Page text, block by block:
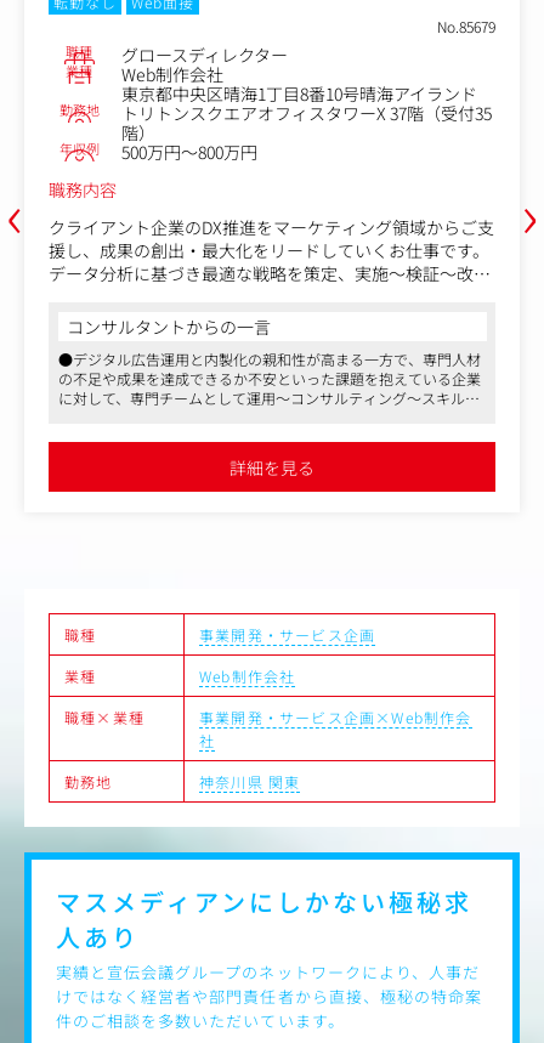
‹
No.85679
職種 グロースディレクター
業種 Web制作会社
勤務地
東京都中央区晴海1丁目8番10号晴海アイランド
トリトンスクエアオフィスタワーX 37階（受付35
階）
年収例
500万円～800万円
職務内容
クライアント企業のDX推進をマーケティング領域からご支
援し、成果の創出・最大化をリードしていくお仕事です。
データ分析に基づき最適な戦略を策定、実施～検証～改善
ットしていただきます。
【業務内容】
1.戦略立案：クライアントが抱える課題をヒアリングし、
現状分析・競合調査を通して最適な打ち手を検討します。
ントの課題に合わせて最適な解を導き出し、解決策を掲示
3.施策実行：クライアント担当者、社内メンバー、メンバ
ーズグループの他カンパニー、外部パートナーと連携しな
がらプロジェクトを進めます。
4.効果検証：施策を実施しただけで終わらず、事後の検証
を行いさらなる改善策を検討します。継続的な改善施策に
より、PDCAサイクルの確立・勝ちパターンの創出を実現
します。
【支援内容】
・ECサイトの立ち上げやリニューアル推進
・ECサイト/ECモールの運用支援
・サイト分析～改善施策立案/実行
・CRM/MAの戦略設計～運用～効果検証
※支援内容はプロジェクトにより異なります
※入社後すぐに全ての業務を担当するわけではありませ
ん。スキルやキャリアプランを考慮し、ご担当いただく業
務内容を決めていきます
コンサルタントからの一言
●デジタル広告運用と内製化の親和性が高まる一方で、専門人材
の不足や成果を達成できるか不安といった課題を抱えている企業
に対して、専門チームとして運用～コンサルティング～スキルト
課題に対して先鋭的に動いていく、新しい組織です
●副業OK、有給休暇（入社時付/1時間単位で取得可能）、平均10
～15時間/月の残業時間、フォーアドカンパニー独自の研修やメン
詳細を見る
›
職種
事業開発・サービス企画
業種
Web制作会社
職種×業種
事業開発・サービス企画×Web制作会
社
勤務地
神奈川県 関東
マスメディアンにしかない極秘求
人あり
実績と宣伝会議グループのネットワークにより、人事だ
けではなく経営者や部門責任者から直接、極秘の特命案
件のご相談を多数いただいています。